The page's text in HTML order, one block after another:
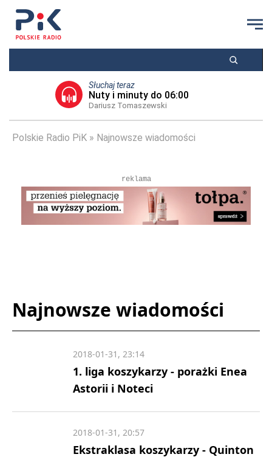
Słuchaj teraz
Nuty i minuty do 06:00
Dariusz Tomaszewski
Polskie Radio PiK Najnowsze wiadomości
reklama
Najnowsze wiadomości
1. liga koszykarzy - porażki Enea
Astorii i Noteci
2018-01-31, 23:14
Ekstraklasa koszykarzy - Quinton
2018-01-31, 20:57